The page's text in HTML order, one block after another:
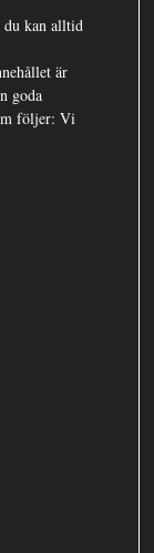
du kan alltid
är
goda
följer: Vi